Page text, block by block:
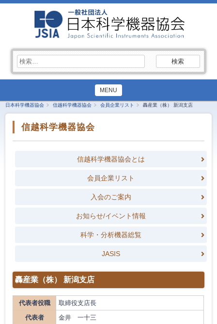
索:
MENU
日本科学機器協会 信越科学機器協会 会員企業リスト 轟産業（株） 新潟支店
信越科学機器協会
信越科学機器協会とは
会員企業リスト
入会のご案内
お知らせ/イベント情報
科学・分析機器総覧
JASIS
轟産業（株） 新潟支店
代表者役職
取締役支店長
代表者
金井 一十三